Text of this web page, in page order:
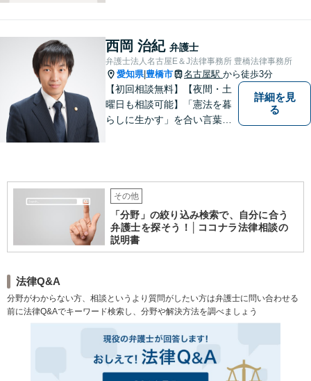
気軽に相談できるように、謙
虚で親しみやすい弁護士を目
指しています。【駅前大通駅3
分】
西岡 治紀 弁護士
弁護士法人名古屋E＆J法律事務所 豊橋法律事務所
愛知県| 豊橋市 名古屋駅 から徒歩3分
【初回相談無料】【夜間・土
曜日も相談可能】「憲法を暮
らしに生かす」を合い言葉
がら、尽力させていただきま
すので、お気軽にお問い合わ
せ下さい。
詳細を見
る
その他
「分野」の絞り込み検索で、自分に合う
弁護士を探そう！│ココナラ法律相談の
説明書
法律Q&A
分野がわからない方、相談というより質問がしたい方は弁護士に問い合わせる
前に法律Q&Aでキーワード検索し、分野や解決方法を調べましょう